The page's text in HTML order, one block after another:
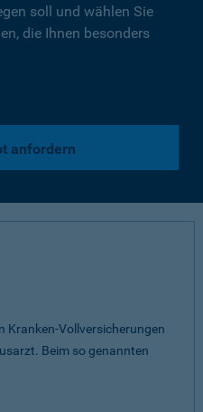
soll und wählen Sie
die Ihnen besonders
anfordern
Kranken-Vollversicherungen
Beim so genannten